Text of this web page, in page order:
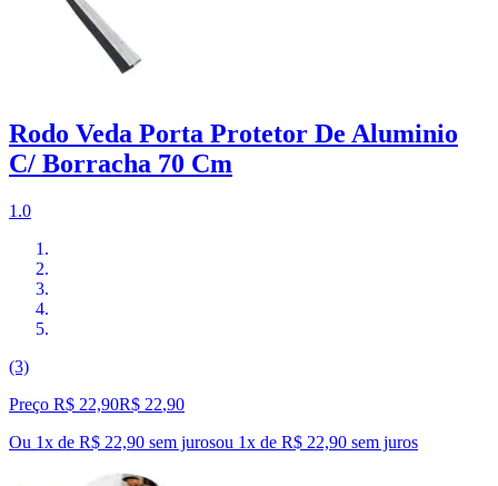
Rodo Veda Porta Protetor De Aluminio
C/ Borracha 70 Cm
1.0
(3)
Preço R$ 22,90R$ 22,90
Ou 1x de R$ 22,90 sem jurosou 1x de R$ 22,90 sem juros